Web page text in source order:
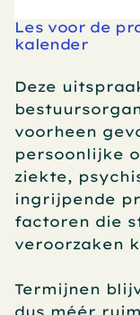
Les voor de
kalender
Deze
voorheen
persoonlijke
ziekte,
ingrijpende
factoren die
veroorzaken
Termijnen
dus méér